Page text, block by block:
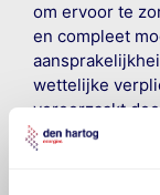
om ervoor te
en compleet
wettelijke
veroorzaakt
informatie.
raadplegen en